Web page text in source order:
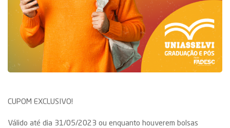
CUPOM EXCLUSIVO!
Válido até dia 31/05/2023 ou enquanto houverem bolsas